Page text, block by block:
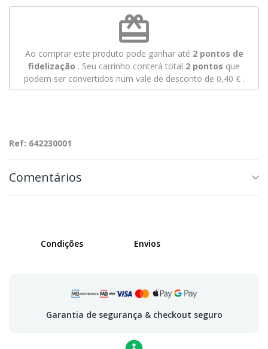
redeem
Ao comprar este produto pode ganhar até 2pontos de
fidelização . Seu carrinho conterá total 2 pontos que
podem ser convertidos num vale de desconto de 0,40 €.
Ref: 642230001
Comentários
Condições Envios
Garantia de segurança & checkout seguro